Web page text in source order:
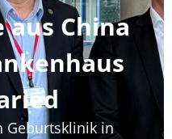
China
Geburtsklinik in